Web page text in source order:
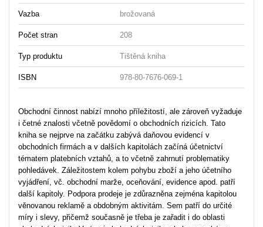
Vazba brožovaná
Počet stran 208
Typ produktu Tištěná kniha
ISBN 978-80-7676-069-1
Obchodní činnost nabízí mnoho příležitostí, ale zároveň vyžaduje
i četné znalosti včetně povědomí o obchodních rizicích. Tato
kniha se nejprve na začátku zabývá daňovou evidencí v
obchodních firmách a v dalších kapitolách začíná účetnictví
tématem platebních vztahů, a to včetně zahrnutí problematiky
pohledávek. Záležitostem kolem pohybu zboží a jeho účetního
vyjádření, vč. obchodní marže, oceňování, evidence apod. patří
další kapitoly. Podpora prodeje je zdůrazněna zejména kapitolou
věnovanou reklamě a obdobným aktivitám. Sem patří do určité
míry i slevy, přičemž současně je třeba je zařadit i do oblasti